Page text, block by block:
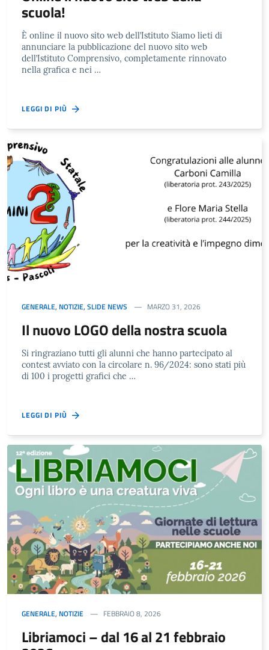
scuola!
È online il nuovo sito web dell’Istituto Siamo lieti di
annunciare la pubblicazione del nuovo sito web
dell’Istituto Comprensivo, completamente rinnovato
nella grafica e nei …
LEGGI DI PIÙ
GENERALE, NOTIZIE, SLIDE NEWS MARZO 31, 2026
Il nuovo LOGO della nostra scuola
Si ringraziano tutti gli alunni che hanno partecipato al
contest avviato con la circolare n. 96/2024: sono stati più
di 100 i progetti grafici che …
LEGGI DI PIÙ
GENERALE, NOTIZIE FEBBRAIO 8, 2026
Libriamoci – dal 16 al 21 febbraio